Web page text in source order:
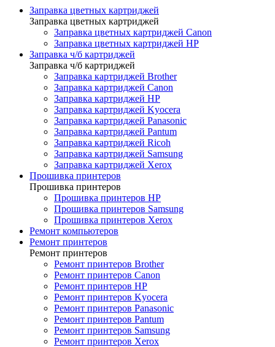
Заправка цветных картриджей
Заправка цветных картриджей
Заправка цветных картриджей Canon
Заправка цветных картриджей HP
Заправка ч/б картриджей
Заправка ч/б картриджей
Заправка картриджей Brother
Заправка картриджей Canon
Заправка картриджей HP
Заправка картриджей Kyocera
Заправка картриджей Panasonic
Заправка картриджей Pantum
Заправка картриджей Ricoh
Заправка картриджей Samsung
Заправка картриджей Xerox
Прошивка принтеров
Прошивка принтеров
Прошивка принтеров HP
Прошивка принтеров Samsung
Прошивка принтеров Xerox
Ремонт компьютеров
Ремонт принтеров
Ремонт принтеров
Ремонт принтеров Brother
Ремонт принтеров Canon
Ремонт принтеров HP
Ремонт принтеров Kyocera
Ремонт принтеров Panasonic
Ремонт принтеров Pantum
Ремонт принтеров Samsung
Ремонт принтеров Xerox